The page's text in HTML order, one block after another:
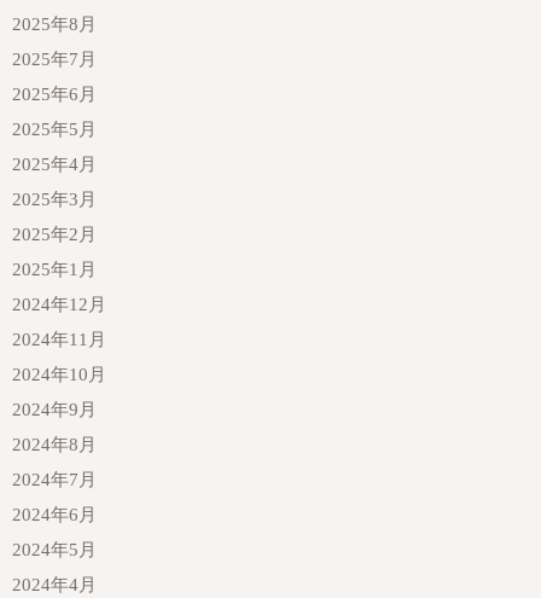
2025年8月
2025年7月
2025年6月
2025年5月
2025年4月
2025年3月
2025年2月
2025年1月
2024年12月
2024年11月
2024年10月
2024年9月
2024年8月
2024年7月
2024年6月
2024年5月
2024年4月